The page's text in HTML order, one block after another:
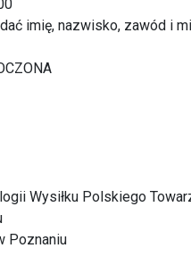
imię, nazwisko, zawód i
Wysiłku Polskiego
Poznaniu